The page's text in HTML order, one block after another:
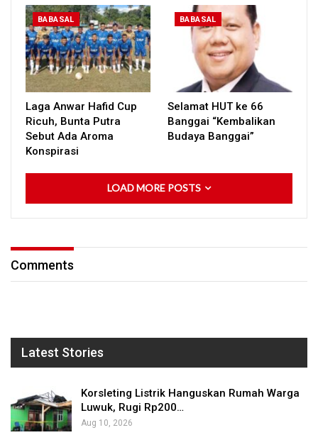
BABASAL
Laga Anwar Hafid Cup
Ricuh, Bunta Putra
Sebut Ada Aroma
Konspirasi
BABASAL
Selamat HUT ke 66
Banggai “Kembalikan
Budaya Banggai”
LOAD MORE POSTS
Comments
Latest Stories
Korsleting Listrik Hanguskan Rumah Warga
Luwuk, Rugi Rp200…
Aug 10, 2026